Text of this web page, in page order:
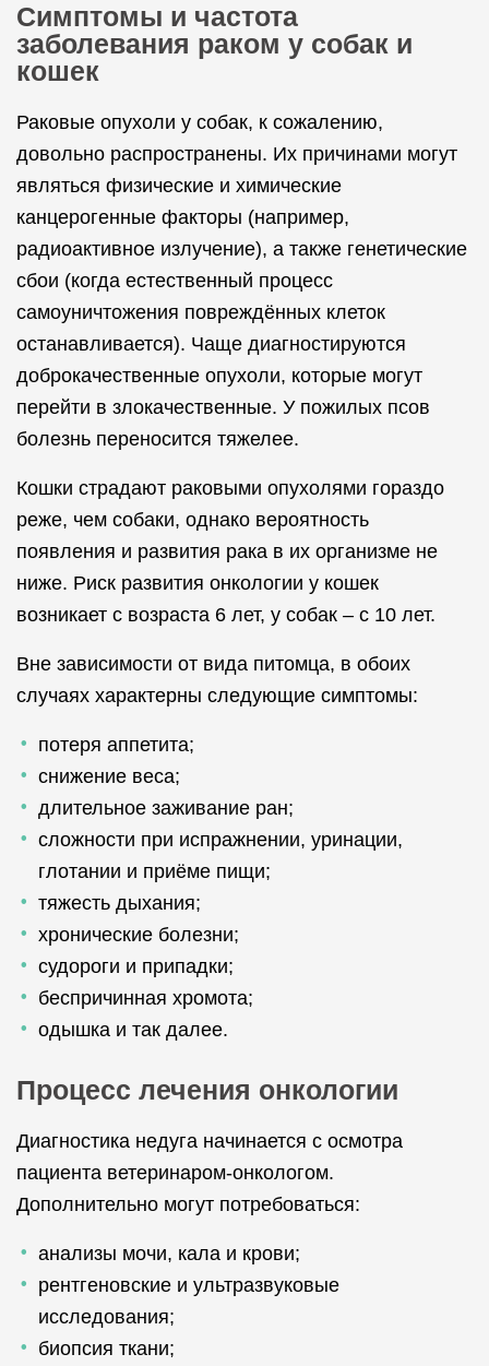
Симптомы и частота
заболевания раком у собак и
кошек
Раковые опухоли у собак, к сожалению,
довольно распространены. Их причинами могут
являться физические и химические
канцерогенные факторы (например,
радиоактивное излучение), а также генетические
сбои (когда естественный процесс
самоуничтожения повреждённых клеток
останавливается). Чаще диагностируются
доброкачественные опухоли, которые могут
перейти в злокачественные. У пожилых псов
болезнь переносится тяжелее.
Кошки страдают раковыми опухолями гораздо
реже, чем собаки, однако вероятность
появления и развития рака в их организме не
ниже. Риск развития онкологии у кошек
возникает с возраста 6 лет, у собак – с 10 лет.
Вне зависимости от вида питомца, в обоих
случаях характерны следующие симптомы:
потеря аппетита;
снижение веса;
длительное заживание ран;
сложности при испражнении, уринации,
глотании и приёме пищи;
тяжесть дыхания;
хронические болезни;
судороги и припадки;
беспричинная хромота;
одышка и так далее.
Процесс лечения онкологии
Диагностика недуга начинается с осмотра
пациента ветеринаром-онкологом.
Дополнительно могут потребоваться:
анализы мочи, кала и крови;
рентгеновские и ультразвуковые
исследования;
биопсия ткани;